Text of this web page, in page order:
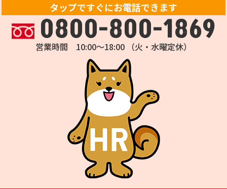
タップですぐにお電話できます
0800-800-1869
営業時間 10:00～18:00 （火・水曜定休）